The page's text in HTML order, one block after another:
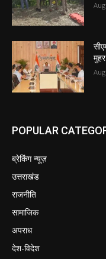
मुहर
POPULAR
ब्रेकिंग न्यूज़
उत्तराखंड
राजनीति
सामाजिक
अपराध
देश-विदेश